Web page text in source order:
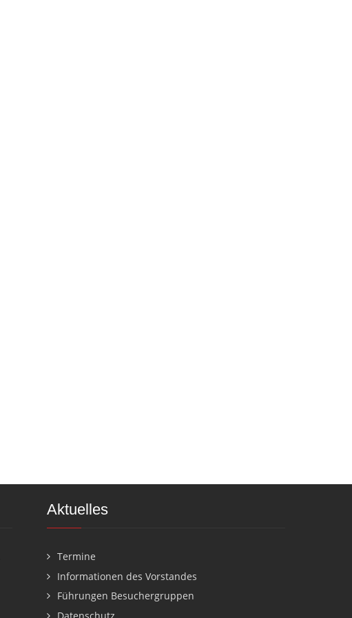
Aktuelles
Termine
Informationen des Vorstandes
Führungen Besuchergruppen
Datenschutz